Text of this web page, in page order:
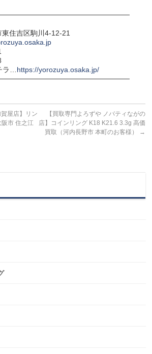
住吉区駒川4-12-21
ラ… https://yorozuya.osaka.jp/
屋店】リン
市 住之江
【買取専門よろずや ノバティながの
店】コインリング K18 K21.6 3.3g 高価
買取（河内長野市 本町のお客様）
→